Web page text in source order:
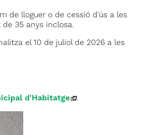
de lloguer o de cessió d'ús a les
35 anys inclosa.
el 10 de juliol de 2026 a les
d'Habitatge .